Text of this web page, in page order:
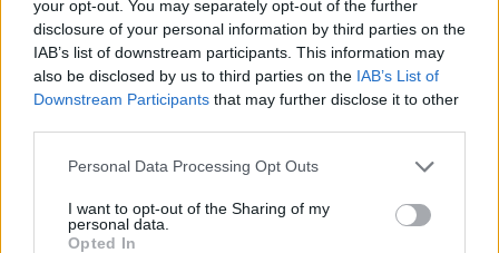
your opt-out. You may separately opt-out of the further
disclosure of your personal information by third parties on the
IAB’s list of downstream participants. This information may
also be disclosed by us to third parties on the IAB’s List of
Downstream Participants that may further disclose it to other
Personal Data Processing Opt Outs
I want to opt-out of the Sharing of my
personal data.
Opted In